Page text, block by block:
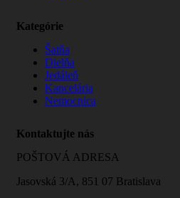
Kategórie
Šatňa
Dielňa
Jedáleň
Kancelária
Nemocnica
Kontaktujte nás
POŠTOVÁ ADRESA
Jasovská 3/A, 851 07 Bratislava